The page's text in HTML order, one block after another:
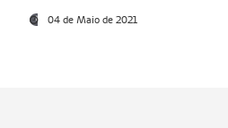
04 de Maio de 2021